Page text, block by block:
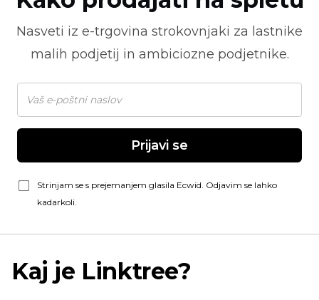
Nasveti iz e-trgovina strokovnjaki za lastnike
malih podjetij in ambiciozne podjetnike.
Prijavi se
Strinjam se s prejemanjem glasila Ecwid. Odjavim se lahko
kadarkoli.
Kaj je Linktree?